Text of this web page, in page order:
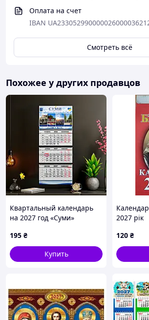
Оплата на счет
IBAN
Смотреть всё
Похожее у других продавцов
Квартальный календарь
на 2027 год «Суми»
195 ₴
Купить
2027 рік
120 ₴